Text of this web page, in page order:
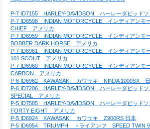
P-7 ID7155　HARLEY-DAVIDSON　ハーレーダビッド
P-7 ID6598　INDIAN MOTORCYCLE　インディアンモ
CHIEF　アメリカ
P-7 ID6959　INDIAN MOTORCYCLE　インディアンモ
BOBBER DARK HORSE　アメリカ
P-7 ID6961　INDIAN MOTORCYCLE　インディアンモ
101 SCOUT　アメリカ
P-7 ID6960　INDIAN MOTORCYCLE　インディアンモ
CARBON　アメリカ
P-6 ID6962　KAWASAKI　カワサキ　NINJA 1000SX　
P-6 ID7206　HARLEY-DAVIDSON　ハーレーダビッド
SPECIAL　アメリカ
P-5 ID7585　HARLEY-DAVIDSON　ハーレーダビッド
FORTY EIGHT　アメリカ
P-5 ID6924　KAWASAKI　カワサキ　Z900RS 日本
P-5 ID6954　TRIUMPH　トライアンフ　SPEED TWIN